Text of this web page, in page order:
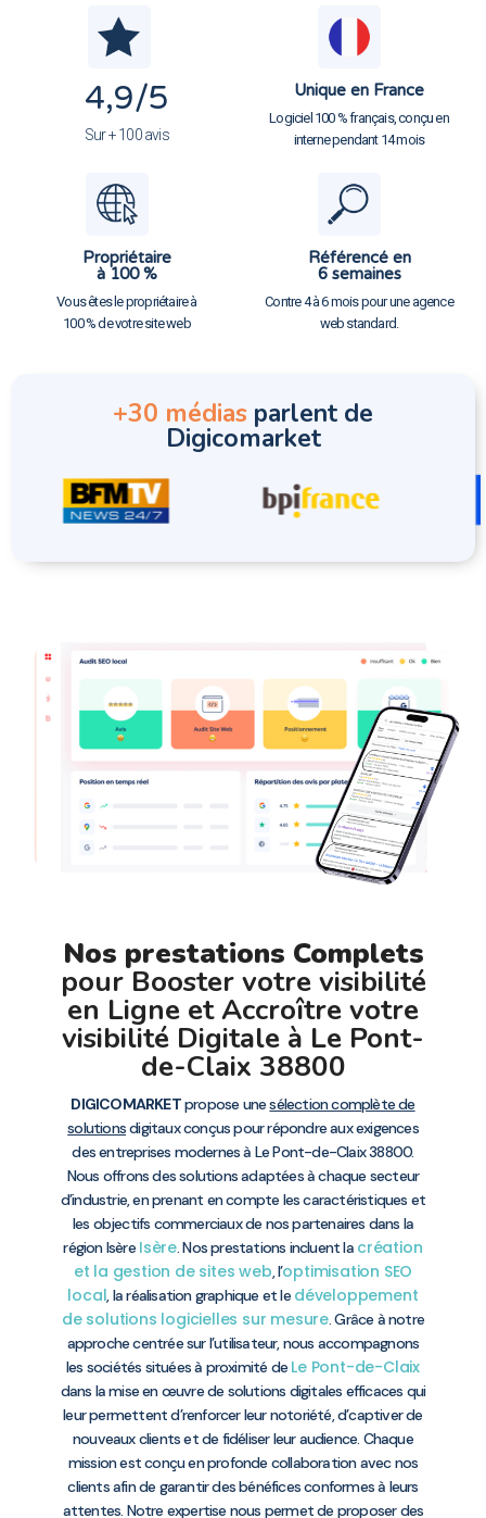
4,9/5
Sur + 100 avis
Unique en France
Logiciel 100 % français, conçu en
interne pendant 14 mois
Propriétaire
à 100 %
Vous êtes le propriétaire à
100 % de votre site web
Référencé en
6 semaines
Contre 4 à 6 mois pour une agence
web standard.
+30 médias parlent de
Digicomarket
Nos prestations Complets
pour Booster votre visibilité
en Ligne et Accroître votre
visibilité Digitale à Le Pont-
de-Claix 38800
DIGICOMARKETpropose unesélection complète de
solutionsdigitaux conçus pour répondre aux exigences
des entreprises modernes à Le Pont-de-Claix 38800.
Nous offrons des solutions adaptées à chaque secteur
d’industrie, en prenant en compte les caractéristiques et
les objectifs commerciaux de nos partenaires dans la
région Isère Isère. Nos prestations incluent la création
et la gestion de sites web, l’optimisation SEO
local, la réalisation graphique et le développement
de solutions logicielles sur mesure. Grâce à notre
approche centrée sur l’utilisateur, nous accompagnons
les sociétés situées à proximité de Le Pont-de-Claix
dans la mise en œuvre de solutions digitales efficaces qui
leur permettent d’renforcer leur notoriété, d’captiver de
nouveaux clients et de fidéliser leur audience. Chaque
mission est conçu en profonde collaboration avec nos
clients afin de garantir des bénéfices conformes à leurs
attentes. Notre expertise nous permet de proposer des